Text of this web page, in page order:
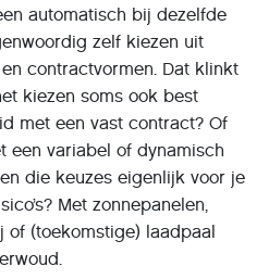
automatisch bij dezelfde
zelf kiezen uit
contractvormen. Dat klinkt
kiezen soms ook best
met een vast contract? Of
een variabel of dynamisch
die keuzes eigenlijk voor je
Met zonnepanelen,
of (toekomstige) laadpaal